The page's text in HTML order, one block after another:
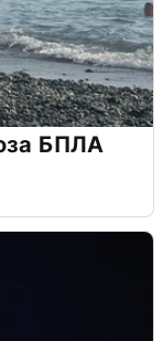
БПЛА